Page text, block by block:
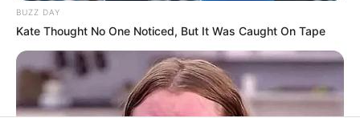
BUZZ DAY
Kate Thought No One Noticed, But It Was Caught On Tape